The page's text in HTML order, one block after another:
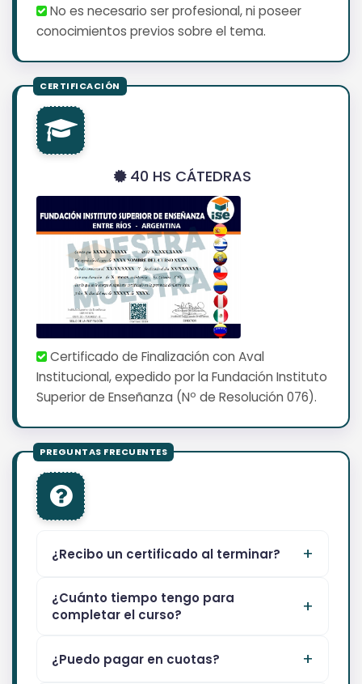
No es necesario ser profesional, ni poseer
conocimientos previos sobre el tema.
40 HS CÁTEDRAS
Certificado de Finalización con Aval
Institucional, expedido por la Fundación Instituto
Superior de Enseñanza (Nº de Resolución 076).
¿Recibo un certificado al terminar?
¿Cuánto tiempo tengo para
completar el curso?
¿Puedo pagar en cuotas?